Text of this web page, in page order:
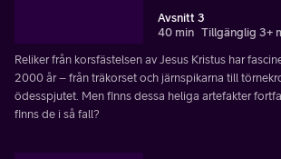
Avsnitt 3
40 min Tillgänglig 3+
Reliker från korsfästelsen av Jesus Kristus har
2000 år – från träkorset och järnspikarna till
ödesspjutet. Men finns dessa heliga artefakter
finns de i så fall?